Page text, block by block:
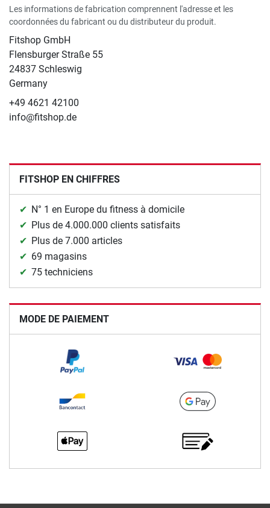
Les informations de fabrication comprennent l'adresse et les
coordonnées du fabricant ou du distributeur du produit.
Fitshop GmbH
Flensburger Straße 55
24837 Schleswig
Germany
+49 4621 42100
info@fitshop.de
FITSHOP EN CHIFFRES
N° 1 en Europe du fitness à domicile
Plus de 4.000.000 clients satisfaits
Plus de 7.000 articles
69 magasins
75 techniciens
MODE DE PAIEMENT